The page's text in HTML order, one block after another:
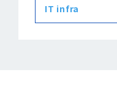
IT infra